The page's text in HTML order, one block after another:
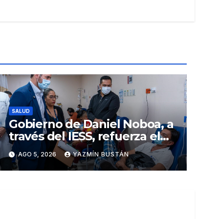
SALUD
Gobierno de Daniel Noboa, a
través del IESS, refuerza el
abastecimiento de insulina
en 86 establecimientos de
salud
AGO 5, 2026 YAZMÍN BUSTÁN